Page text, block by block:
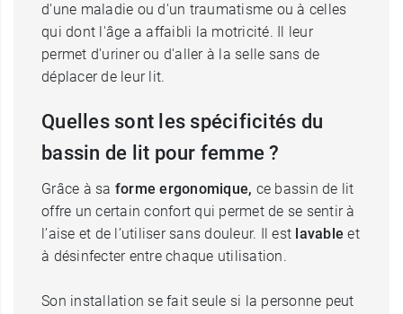
d'une maladie ou d'un traumatisme ou à celles
qui dont l'âge a affaibli la motricité. Il leur
permet d'uriner ou d'aller à la selle sans de
déplacer de leur lit.
Quelles sont les spécificités du
bassin de lit pour femme ?
Grâce à sa forme ergonomique, ce bassin de lit
offre un certain confort qui permet de se sentir à
l’aise et de l’utiliser sans douleur. Il est lavable et
à désinfecter entre chaque utilisation.
Son installation se fait seule si la personne peut